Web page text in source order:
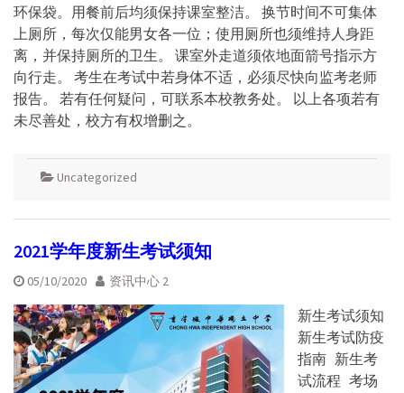
环保袋。用餐前后均须保持课室整洁。 换节时间不可集体
上厕所，每次仅能男女各一位；使用厕所也须维持人身距
离，并保持厕所的卫生。 课室外走道须依地面箭号指示方
向行走。 考生在考试中若身体不适，必须尽快向监考老师
报告。 若有任何疑问，可联系本校教务处。 以上各项若有
未尽善处，校方有权增删之。
Uncategorized
2021学年度新生考试须知
05/10/2020 资讯中心 2
新生考试须知
新生考试防疫
指南 新生考
试流程 考场